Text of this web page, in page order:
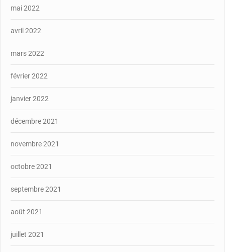
mai 2022
avril 2022
mars 2022
février 2022
janvier 2022
décembre 2021
novembre 2021
octobre 2021
septembre 2021
août 2021
juillet 2021